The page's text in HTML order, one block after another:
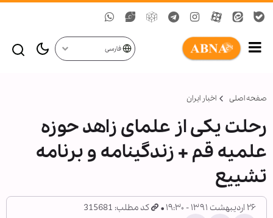
فارسی
صفحه اصلی اخبار ایران
رحلت یکی از علمای زاهد حوزه
علمیه قم + زندگینامه و برنامه
تشییع
۲۶ اردیبهشت ۱۳۹۱ - ۱۹:۳۰ کد مطلب: 315681